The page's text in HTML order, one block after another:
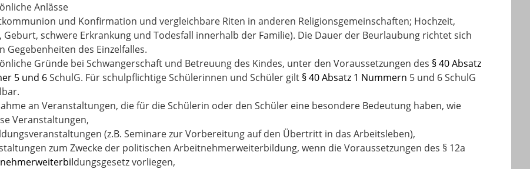
Anlässe
und Konfirmation und vergleichbare Riten in anderen Religionsgemeinschaften; Hochzeit,
Geburt, schwere Erkrankung und Todesfall innerhalb der Familie). Die Dauer der Beurlaubung richtet sich
Gegebenheiten des Einzelfalles.
Gründe bei Schwangerschaft und Betreuung des Kindes, unter den Voraussetzungen des § 40 Absatz
5 und 6SchulG. Für schulpflichtige Schülerinnen und Schüler gilt § 40 Absatz 1 Nummern 5 und 6 SchulG
an Veranstaltungen, die für die Schülerin oder den Schüler eine besondere Bedeutung haben, wie
Veranstaltungen,
(z.B. Seminare zur Vorbereitung auf den Übertritt in das Arbeitsleben),
zum Zwecke der politischen Arbeitnehmerweiterbildung, wenn die Voraussetzungen des § 12a
dungsgesetzvorliegen,